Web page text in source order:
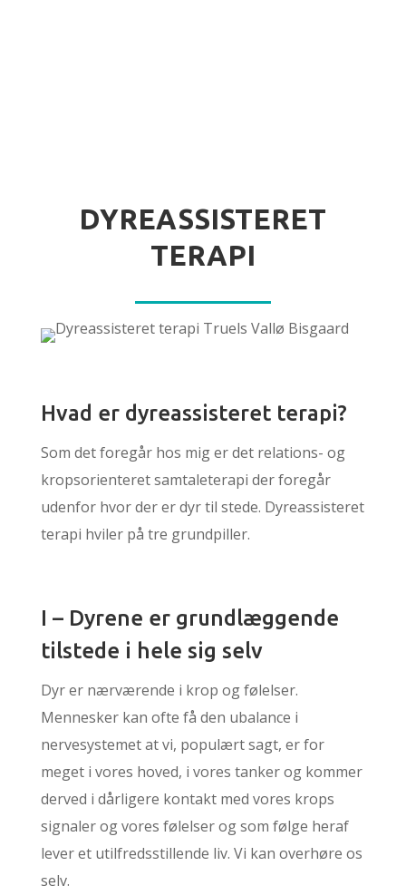
DYREASSISTERET
TERAPI
Hvad er dyreassisteret terapi?
Som det foregår hos mig er det relations- og
kropsorienteret samtaleterapi der foregår
udenfor hvor der er dyr til stede. Dyreassisteret
terapi hviler på tre grundpiller.
I – Dyrene er grundlæggende
tilstede i hele sig selv
Dyr er nærværende i krop og følelser.
Mennesker kan ofte få den ubalance i
nervesystemet at vi, populært sagt, er for
meget i vores hoved, i vores tanker og kommer
derved i dårligere kontakt med vores krops
signaler og vores følelser og som følge heraf
lever et utilfredsstillende liv. Vi kan overhøre os
selv.